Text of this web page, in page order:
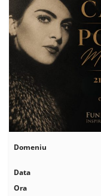
Domeniu
Data
Ora